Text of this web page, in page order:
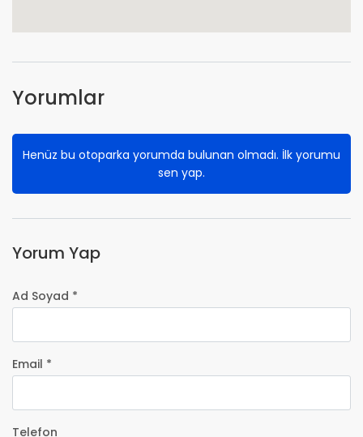
Yorumlar
Henüz bu otoparka yorumda bulunan olmadı. İlk yorumu
sen yap.
Yorum Yap
Ad Soyad *
Email *
Telefon